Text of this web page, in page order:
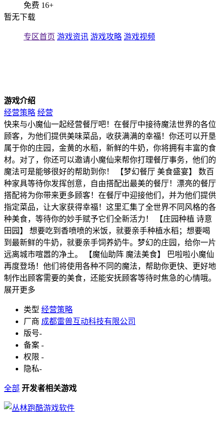
免费 16+
暂无下载
专区首页 游戏资讯 游戏攻略 游戏视频
游戏介绍
经营策略 经营
快来与小魔仙一起经营餐厅吧！在餐厅中接待魔法世界的各位
顾客，为他们提供美味菜品，收获满满的幸福！你还可以开垦
属于你的庄园，金黄的水稻，新鲜的牛奶，你将拥有丰富的食
材。对了，你还可以邀请小魔仙来帮你打理餐厅事务，他们的
魔法可是能够很好的帮助到你！ 【梦幻餐厅 美食盛宴】 数百
种家具等待你发挥创意，自由搭配出最美的餐厅！漂亮的餐厅
搭配将为你带来更多顾客！在餐厅中迎接他们，并为他们提供
指定菜品，让大家获得幸福！这里汇集了全世界不同风格的各
种美食，等待你的妙手赋予它们全新活力！ 【庄园种植 诗意
田园】 想要吃到香喷喷的米饭，就要亲手种植水稻；想要喝
到最新鲜的牛奶，就要亲手饲养奶牛。梦幻的庄园，给你一片
远离城市喧嚣的净土。 【魔仙助阵 魔法美食】 巴啦啦小魔仙
再度登场！他们将使用各种不同的魔法，帮助你更快、更好地
制作出顾客需要的美食，还能安抚顾客等待时焦急的心情哦。
展开更多
类型 经营策略
厂商 成都雷兽互动科技有限公司
版号-
备案 -
权限 -
隐私-
全部 开发者相关游戏